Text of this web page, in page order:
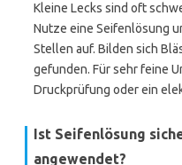
Kleine Lecks sind oft
Nutze eine Seifenlösung
Stellen auf. Bilden sich
gefunden. Für sehr feine
Druckprüfung oder ein
Ist Seifenlösung
angewendet?